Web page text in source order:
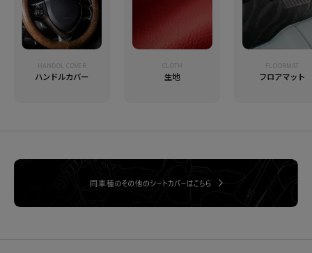
HANDOL COVER
ハンドルカバー
CLOTH
生地
FLOORMAT
フロアマット